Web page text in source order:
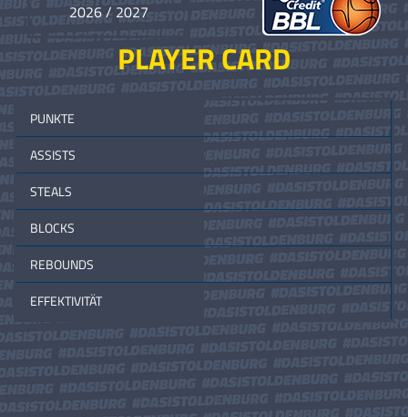
2026 / 2027
PLAYER CARD
PUNKTE
ASSISTS
STEALS
BLOCKS
REBOUNDS
EFFEKTIVITÄT